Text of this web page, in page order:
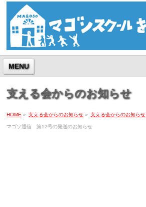
MENU
支える会からのお知らせ
HOME » 支える会からのお知らせ » 支える会からのお知らせ
マゴソ通信 第12号の発送のお知らせ